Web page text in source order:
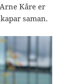
Kåre er
saman.